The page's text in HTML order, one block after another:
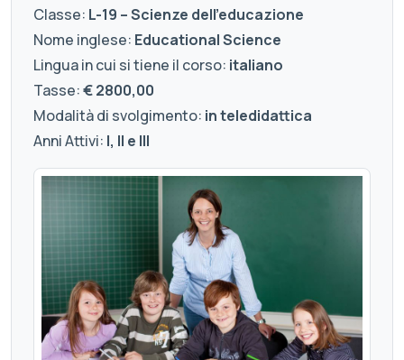
Classe: L-19 – Scienze dell’educazione
Nome inglese: Educational Science
Lingua in cui si tiene il corso: italiano
Tasse:€ 2800,00
Modalità di svolgimento: in teledidattica
Anni Attivi: I, II e III